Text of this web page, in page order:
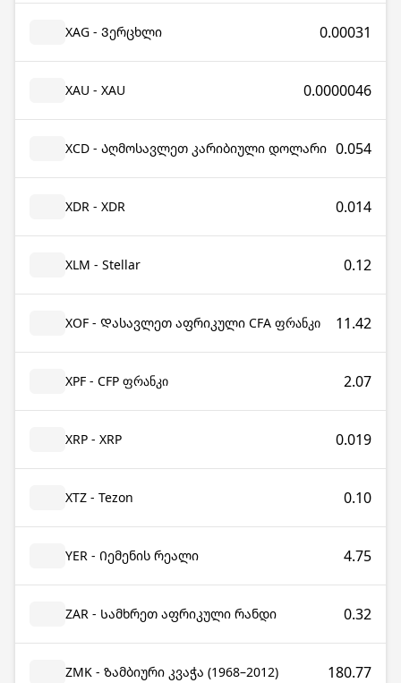
XAG - Ვერცხლი 0.00031
XAU - XAU 0.0000046
XCD - Აღმოსავლეთ კარიბიული დოლარი 0.054
XDR - XDR 0.014
XLM - Stellar 0.12
XOF - Დასავლეთ აფრიკული CFA ფრანკი 11.42
XPF - CFP ფრანკი 2.07
XRP - XRP 0.019
XTZ - Tezon 0.10
YER - Იემენის რეალი 4.75
ZAR - Სამხრეთ აფრიკული რანდი 0.32
ZMK - Ზამბიური კვაჭა (1968–2012) 180.77